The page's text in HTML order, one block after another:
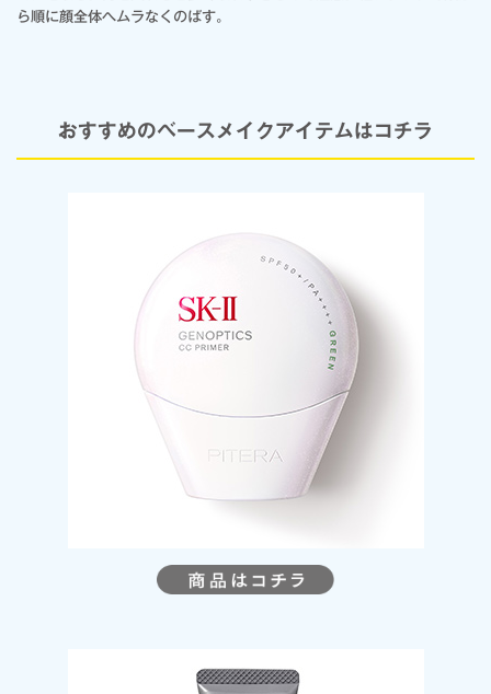
ら順に顔全体へムラなくのばす。
おすすめのベースメイクアイテムはコチラ